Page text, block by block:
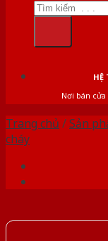
HỆ
Nơi bán
Trang chủ /Sản
cháy